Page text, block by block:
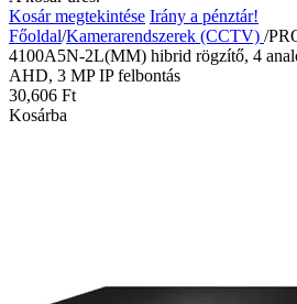
Kosár megtekintése Irány a pénztár!
Főoldal/Kamerarendszerek (CCTV) /
4100A5N-2L(MM) hibrid rögzítő, 4
AHD, 3 MP IP felbontás
30,606 Ft
Kosárba